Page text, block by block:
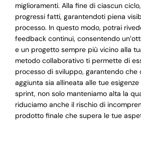
miglioramenti. Alla fine di ciascun
progressi fatti, garantendoti piena
processo. In questo modo, potrai
feedback continui, consentendo
e un progetto sempre più vicino alla
metodo collaborativo ti permette di
processo di sviluppo, garantendo che
aggiunta sia allineata alle tue
sprint, non solo manteniamo alta la
riduciamo anche il rischio di
prodotto finale che supera le tue